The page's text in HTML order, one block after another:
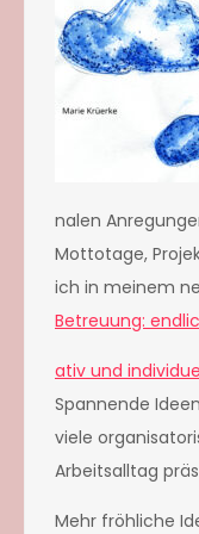
nalen
Mottotage,
ich in meinem
Betreuung: e
ativ und
Spannende
viele
Arbeitsalltag
Mehr fröhliche